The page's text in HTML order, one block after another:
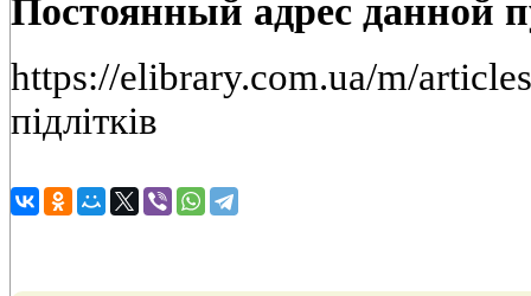
Постоянный адрес данной
https://elibrary.com.ua/m/
підлітків